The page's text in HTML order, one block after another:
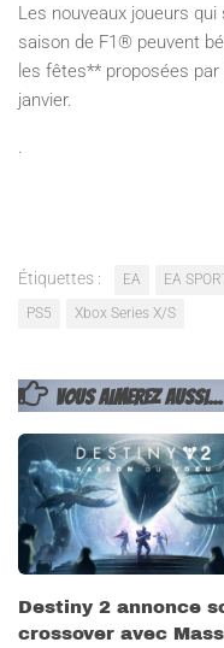
Les nouveaux joueurs
saison de F1® peuvent
les fêtes** proposées
janvier.
Étiquettes : EA EA
PS5
Xbox Series X/S
VOUS AIMEREZ AUSSI...
Destiny 2 annonce
crossover avec Mass